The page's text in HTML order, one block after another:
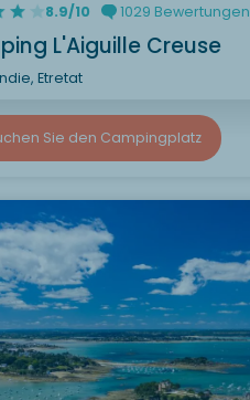
8.9/10 1029 Bewertungen
L'Aiguille Creuse
Etretat
Sie den Campingplatz